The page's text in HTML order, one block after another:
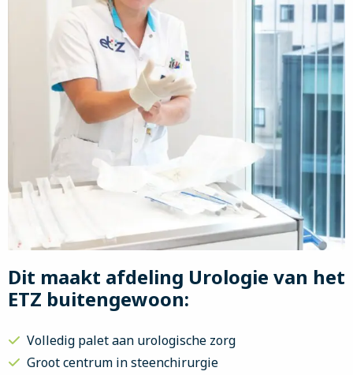
Dit maakt afdeling Urologie van het
ETZ buitengewoon:
Volledig palet aan urologische zorg
Groot centrum in steenchirurgie